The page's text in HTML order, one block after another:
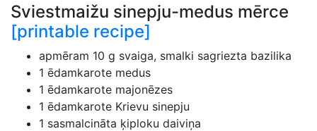
Sviestmaižu sinepju-medus mērce
[printable recipe]
apmēram 10 g svaiga, smalki sagriezta bazilika
1 ēdamkarote medus
1 ēdamkarote majonēzes
1 ēdamkarote Krievu sinepju
1 sasmalcināta ķiploku daiviņa